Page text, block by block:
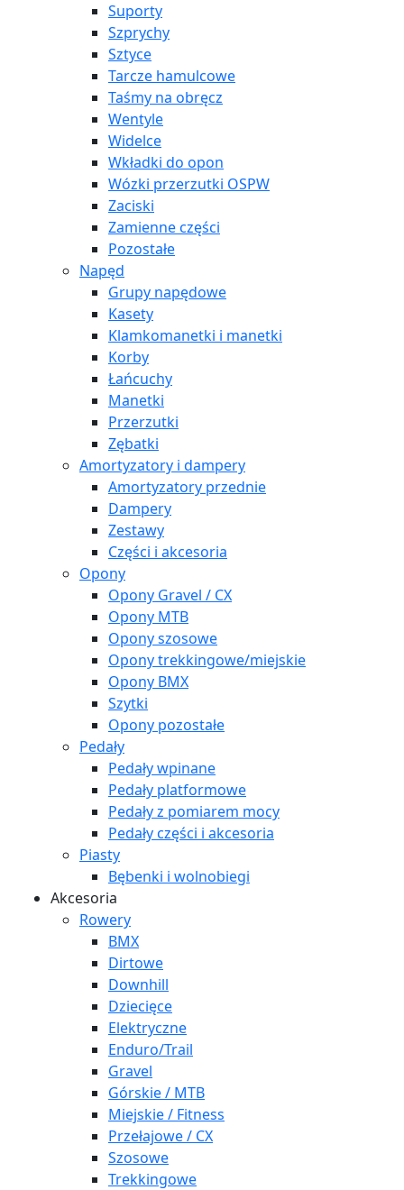
Suporty
Szprychy
Sztyce
Tarcze hamulcowe
Taśmy na obręcz
Wentyle
Widelce
Wkładki do opon
Wózki przerzutki OSPW
Zaciski
Zamienne części
Pozostałe
Napęd
Grupy napędowe
Kasety
Klamkomanetki i manetki
Korby
Łańcuchy
Manetki
Przerzutki
Zębatki
Amortyzatory i dampery
Amortyzatory przednie
Dampery
Zestawy
Części i akcesoria
Opony
Opony Gravel / CX
Opony MTB
Opony szosowe
Opony trekkingowe/miejskie
Opony BMX
Szytki
Opony pozostałe
Pedały
Pedały wpinane
Pedały platformowe
Pedały z pomiarem mocy
Pedały części i akcesoria
Piasty
Bębenki i wolnobiegi
Akcesoria
Rowery
BMX
Dirtowe
Downhill
Dziecięce
Elektryczne
Enduro/Trail
Gravel
Górskie / MTB
Miejskie / Fitness
Przełajowe / CX
Szosowe
Trekkingowe